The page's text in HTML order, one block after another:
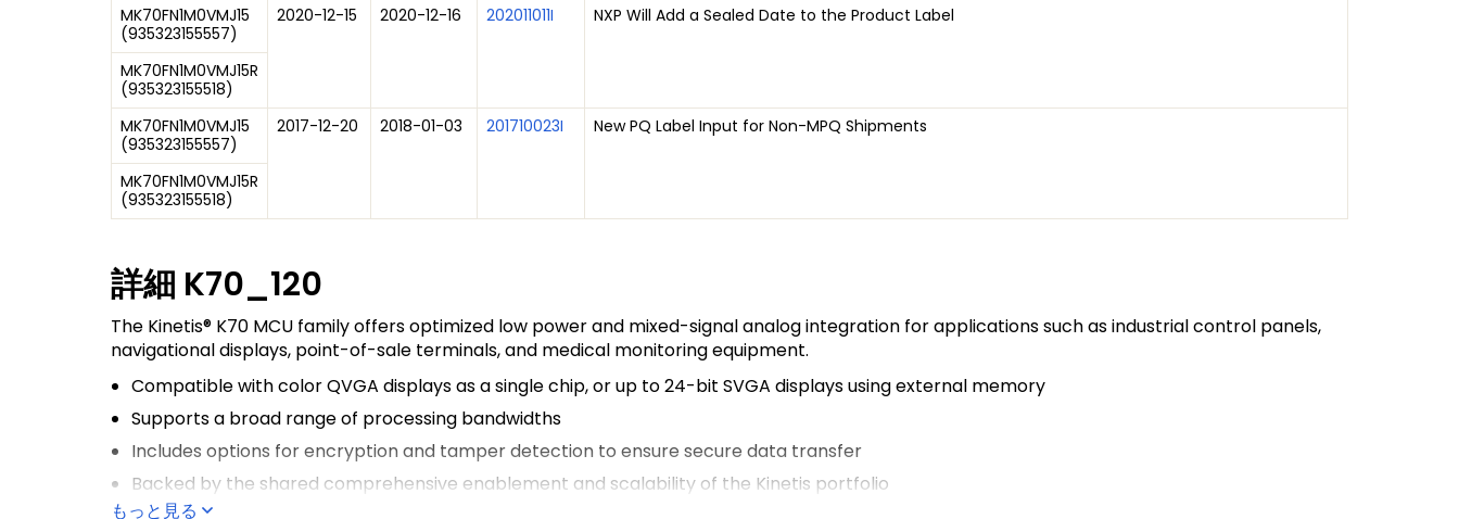
MK70FN1M0VMJ15
(935323155557)
2020-12-15 2020-12-16 202011011I NXP Will Add a Sealed Date to the Product Label
MK70FN1M0VMJ15R
(935323155518)
MK70FN1M0VMJ15
(935323155557)
2017-12-20 2018-01-03 201710023I New PQ Label Input for Non-MPQ Shipments
MK70FN1M0VMJ15R
(935323155518)
詳細 K70_120
The Kinetis® K70 MCU family offers optimized low power and mixed-signal analog integration for applications such as industrial control panels,
navigational displays, point-of-sale terminals, and medical monitoring equipment.
Compatible with color QVGA displays as a single chip, or up to 24-bit SVGA displays using external memory
Supports a broad range of processing bandwidths
Includes options for encryption and tamper detection to ensure secure data transfer
Backed by the shared comprehensive enablement and scalability of the Kinetis portfolio
もっと見る